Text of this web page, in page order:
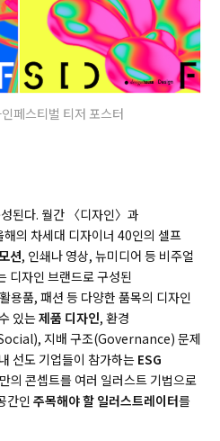
페스티벌 티저 포스터
된다. 월간 〈디자인〉과
의 차세대 디자이너 40인의 셀프
션, 인쇄나 영상, 뉴미디어 등 비주얼
디자인 브랜드로 구성된
용품, 패션 등 다양한 품목의 디자인
있는제품 디자인, 환경
지배 구조(Governance) 문제
선도 기업들이 참가하는 ESG
의 콘셉트를 여러 일러스트 기법으로
간인 주목해야 할 일러스트레이터를